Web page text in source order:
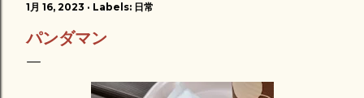
1月 16, 2023 Labels: 日常
パンダマン